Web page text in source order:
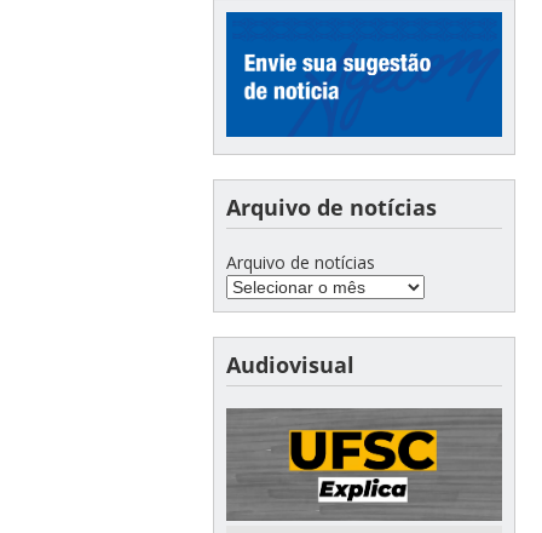
Arquivo de notícias
Arquivo de notícias
Audiovisual